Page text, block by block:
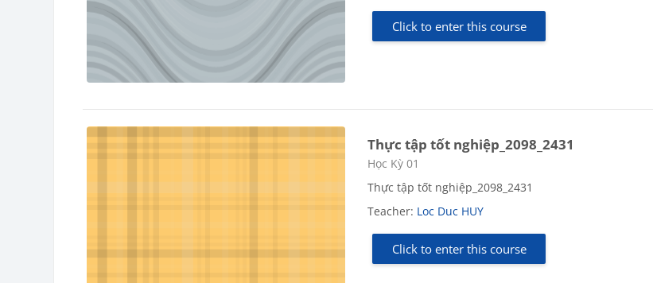
Click to enter this course
Thực tập tốt nghiệp_2098_2431
Course category
Học Kỳ 01
Thực tập tốt nghiệp_2098_2431
Teacher: Loc Duc HUY
Click to enter this course